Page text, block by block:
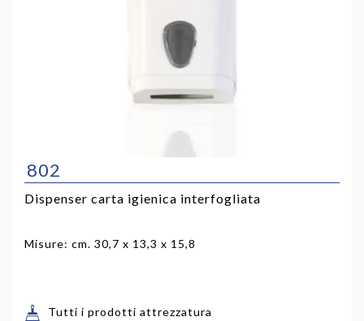
802
Dispenser carta igienica interfogliata
Misure: cm. 30,7 x 13,3 x 15,8
Tutti i prodotti attrezzatura